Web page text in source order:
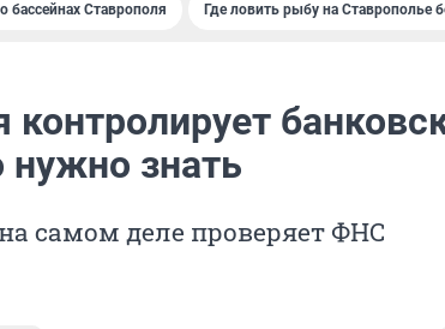
бассейнах Ставрополя Где ловить рыбу на Ставрополье
контролирует
нужно знать
самом деле проверяет ФНС